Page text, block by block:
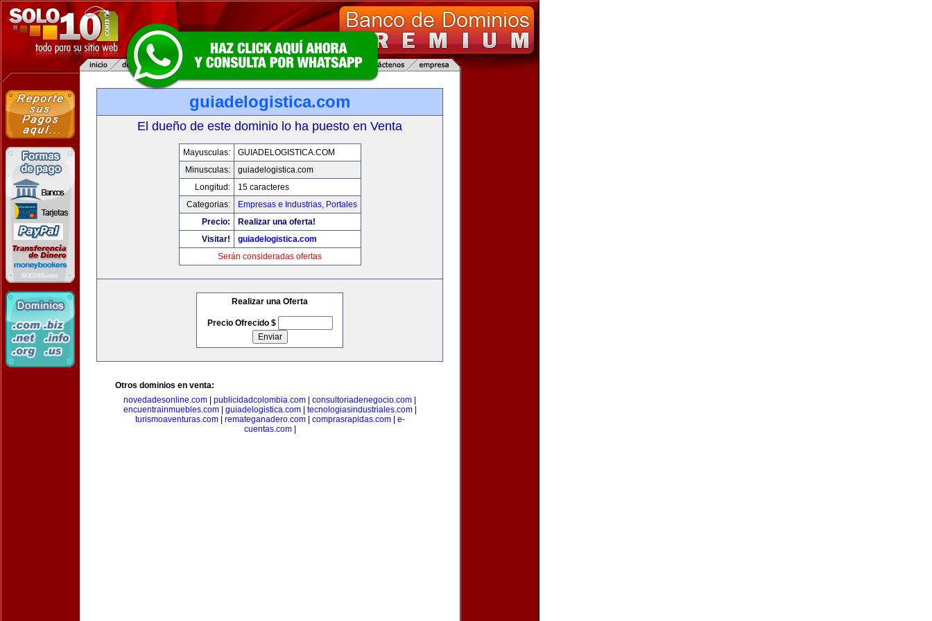
guiadelogistica.com
El dueño de este dominio lo ha puesto en Venta
Mayusculas:
GUIADELOGISTICA.COM
Minusculas:
guiadelogistica.com
Longitud:
15 caracteres
Categorias:
Empresas e Industrias, Portales
Precio:
Realizar una oferta!
Visitar!
guiadelogistica.com
Serán consideradas ofertas
Realizar una Oferta
Precio Ofrecido $
Otros dominios en venta:
novedadesonline.com
publicidadcolombia.com consultoriadenegocio.com
encuentrainmuebles.com| guiadelogistica.com| tecnologiasindustriales.com|
turismoaventuras.com| remateganadero.com| comprasrapidas.com| e-
cuentas.com|